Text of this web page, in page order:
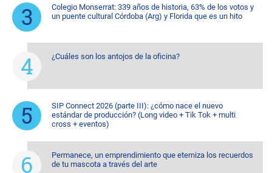
Colegio Monserrat: 339 años de historia, 63% de los votos y
un puente cultural Córdoba (Arg) y Florida que es un hito
¿Cuáles son los antojos de la oficina?
SIP Connect 2026 (parte III): ¿cómo nace el nuevo
estándar de producción? (Long video + Tik Tok + multi
cross + eventos)
Permanece, un emprendimiento que eterniza los recuerdos
de tu mascota a través del arte